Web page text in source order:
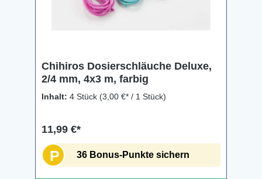
Chihiros Dosierschläuche Deluxe,
2/4 mm, 4x3 m, farbig
Inhalt: 4 Stück (3,00 €* / 1 Stück)
11,99 €*
P 36 Bonus-Punkte sichern